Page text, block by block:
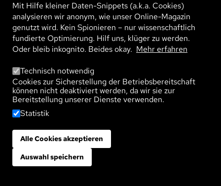
Bild DIE UHR IN UNSEREN ZELLEN
Der Traum vom ewigen Leben bleibt wohl ein
Traum. Denn unsere mögliche Lebensspanne ist
genetisch vorgegeben und wird durch den
WEITERLESEN
Bild
WALDVERJÜNGUNG: OHNE MEHLTAU
Gesundheit. Doch Mehltau bremst viele von ihnen
aus ...
WEITERLESEN
Mit Hilfe kleiner Daten-Snippets (a.k.a. Cookies)
analysieren wir anonym, wie unser Online-Magazin
genutzt wird. Kein Spionieren – nur wissenschaftlich
fundierte Optimierung. Hilf uns, klüger zu werden.
Oder bleib inkognito. Beides okay. Mehr erfahren
Technisch notwendig
Cookies zur Sicherstellung der Betriebsbereitschaft
können nicht deaktiviert werden, da wir sie zur
Bereitstellung unserer Dienste verwenden.
Statistik
Alle Cookies akzeptieren
Auswahl speichern
Zustimmung zurückziehen